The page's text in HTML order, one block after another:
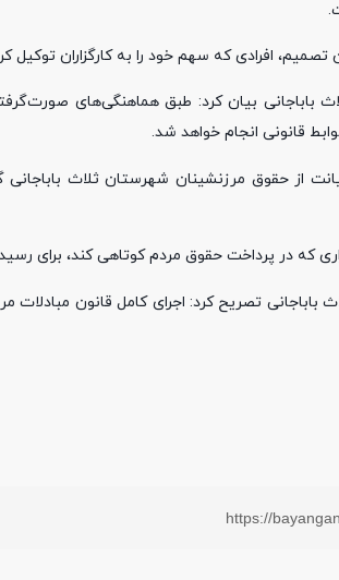
که سهم خود را به کارگزاران توکیل کرده‌اند، به جای دریافت ۲۵،۲۰۰،۰۰۰ ریال،
باباجانی بیان کرد: طبق هماهنگی‌های
قانونی انجام خواهد شد.
از حقوق مرزنشینان شهرستان ثلاث
که در پرداخت حقوق مردم کوتاهی کند، برای
باباجانی تصریح کرد: اجرای کامل قانون
https://